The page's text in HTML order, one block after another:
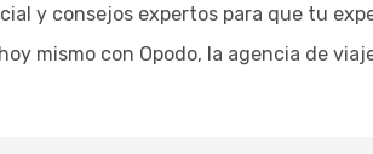
y consejos expertos para que tu
mismo con Opodo, la agencia de